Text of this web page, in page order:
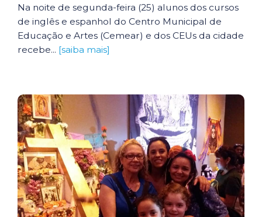
Na noite de segunda-feira (25) alunos dos cursos
de inglês e espanhol do Centro Municipal de
Educação e Artes (Cemear) e dos CEUs da cidade
recebe... [saiba mais]